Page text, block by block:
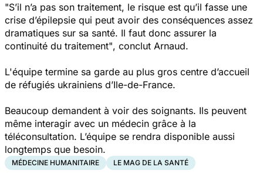
"S’il n’a pas son traitement, le risque est qu’il fasse une
crise d’épilepsie qui peut avoir des conséquences assez
dramatiques sur sa santé. Il faut donc assurer la
continuité du traitement", conclut Arnaud.
L'équipe termine sa garde au plus gros centre d’accueil
de réfugiés ukrainiens d’Ile-de-France.
Beaucoup demandent à voir des soignants. Ils peuvent
même interagir avec un médecin grâce à la
téléconsultation. L’équipe se rendra disponible aussi
longtemps que besoin.
MÉDECINE HUMANITAIRE LE MAG DE LA SANTÉ